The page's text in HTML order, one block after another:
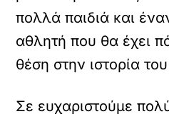
πολλά παιδιά και
αθλητή που θα έχει
θέση στην ιστορία
Σε ευχαριστούμε